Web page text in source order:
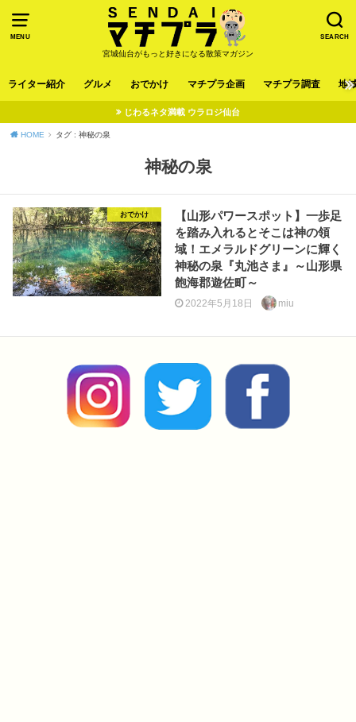
MENU SEARCH
宮城仙台がもっと好きになる散策マガジン
ライター紹介 グルメ おでかけ マチプラ企画 マチプラ調査 地
じわるネタ満載 ウラロジ仙台
HOME タグ : 神秘の泉
神秘の泉
おでかけ
【山形パワースポット】一歩足
を踏み入れるとそこは神の領
域！エメラルドグリーンに輝く
神秘の泉『丸池さま』～山形県
飽海郡遊佐町～
2022年5月18日 miu